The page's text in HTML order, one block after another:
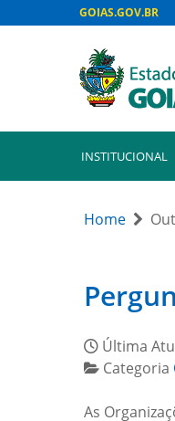
GOIAS.GOV.BR
INSTITUCIONAL
Home
Última
Categoria
As